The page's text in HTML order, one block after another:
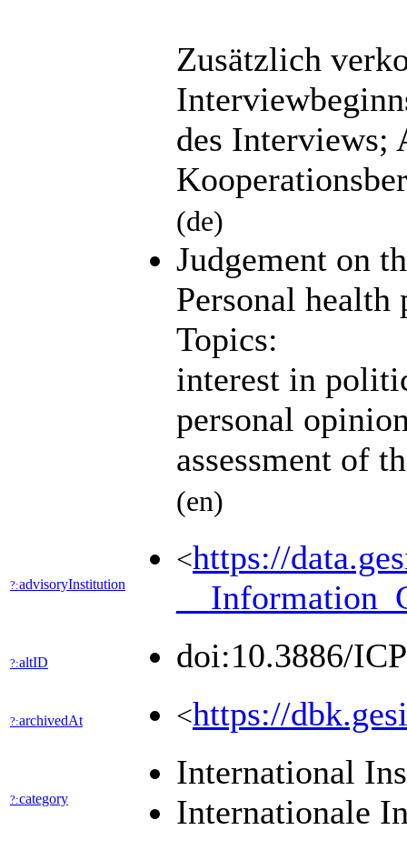
Zusätzlich
des Interviews;
(de)
Judgement on
Personal
Topics:
interest in
personal
assessment of
(en)
?:advisoryInstitution
<https://
?:altID doi:10.3886/
?:archivedAt <https://
?:category
International
Internationale